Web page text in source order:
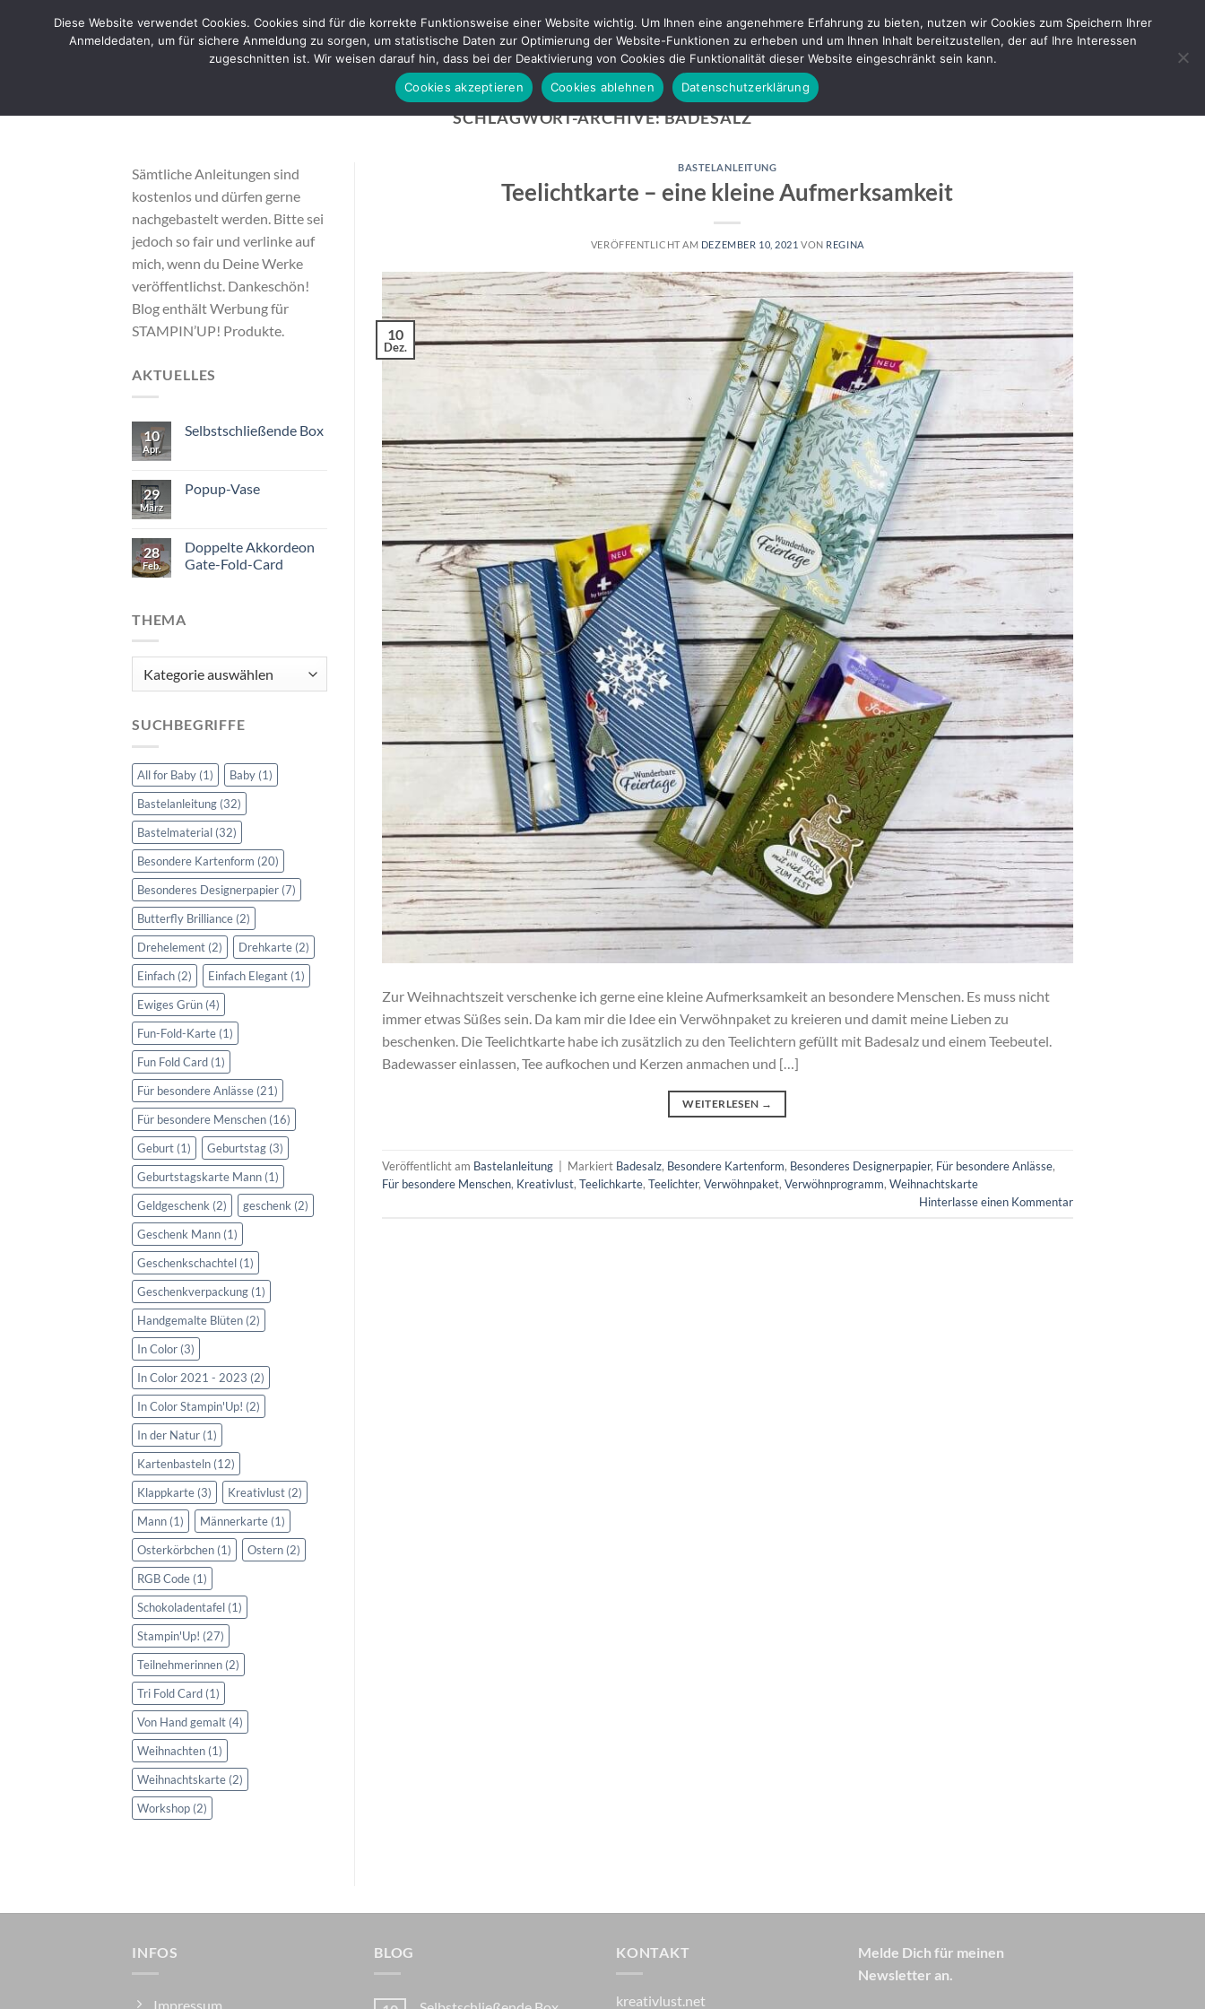
STAMPIN’UP! BASTELWORKSHOPS SHOP BLOG ÜBER MICH ANMELDEN WARENKORB /0,00€
SCHLAGWORT-ARCHIVE:BADESALZ
Sämtliche Anleitungen sind
kostenlos und dürfen gerne
nachgebastelt werden. Bitte sei
jedoch so fair und verlinke auf
mich, wenn du Deine Werke
veröffentlichst. Dankeschön!
Blog enthält Werbung für
STAMPIN’UP! Produkte.
AKTUELLES
10
Apr.
Selbstschließende Box
29
März
Popup-Vase
28
Feb.
Doppelte Akkordeon
Gate-Fold-Card
THEMA
SUCHBEGRIFFE
All for Baby (1) Baby (1)
Bastelanleitung (32)
Bastelmaterial (32)
Besondere Kartenform (20)
Besonderes Designerpapier (7)
Butterfly Brilliance (2)
Drehelement (2) Drehkarte (2)
Einfach (2) Einfach Elegant (1)
Ewiges Grün (4)
Fun-Fold-Karte (1)
Fun Fold Card (1)
Für besondere Anlässe (21)
Für besondere Menschen (16)
Geburt (1) Geburtstag (3)
Geburtstagskarte Mann (1)
Geldgeschenk (2) geschenk (2)
Geschenk Mann (1)
Geschenkschachtel (1)
Geschenkverpackung (1)
Handgemalte Blüten (2)
In Color (3)
In Color 2021 - 2023 (2)
In Color Stampin'Up! (2)
In der Natur (1)
Kartenbasteln (12)
Klappkarte (3) Kreativlust (2)
Mann (1) Männerkarte (1)
Osterkörbchen (1) Ostern (2)
RGB Code (1)
Schokoladentafel (1)
Stampin'Up! (27)
Teilnehmerinnen (2)
Tri Fold Card (1)
Von Hand gemalt (4)
Weihnachten (1)
Weihnachtskarte (2)
Workshop (2)
BASTELANLEITUNG
Teelichtkarte – eine kleine Aufmerksamkeit
VERÖFFENTLICHT AM DEZEMBER 10, 2021 VON REGINA
10
Dez.
Zur Weihnachtszeit verschenke ich gerne eine kleine Aufmerksamkeit an besondere Menschen. Es muss nicht
immer etwas Süßes sein. Da kam mir die Idee ein Verwöhnpaket zu kreieren und damit meine Lieben zu
beschenken. Die Teelichtkarte habe ich zusätzlich zu den Teelichtern gefüllt mit Badesalz und einem Teebeutel.
Badewasser einlassen, Tee aufkochen und Kerzen anmachen und […]
WEITERLESEN →
Veröffentlicht am Bastelanleitung Markiert Badesalz, Besondere Kartenform, Besonderes Designerpapier, Für besondere Anlässe,
Für besondere Menschen, Kreativlust, Teelichkarte, Teelichter, Verwöhnpaket, Verwöhnprogramm, Weihnachtskarte
Hinterlasse einen Kommentar
INFOS
Impressum
BLOG KONTAKT
kreativlust.net
Melde Dich für meinen
Newsletter an.
Diese Website verwendet Cookies. Cookies sind für die korrekte Funktionsweise einer Website wichtig. Um Ihnen eine angenehmere Erfahrung zu bieten, nutzen wir Cookies zum Speichern Ihrer
Anmeldedaten, um für sichere Anmeldung zu sorgen, um statistische Daten zur Optimierung der Website-Funktionen zu erheben und um Ihnen Inhalt bereitzustellen, der auf Ihre Interessen
zugeschnitten ist. Wir weisen darauf hin, dass bei der Deaktivierung von Cookies die Funktionalität dieser Website eingeschränkt sein kann.
Cookies akzeptieren
Cookies ablehnen Datenschutzerklärung